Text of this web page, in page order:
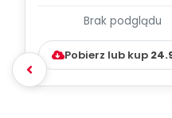
WYCHOWAWCZO
DYDAKTYC...
Brak podglądu
Pobierz lub kup